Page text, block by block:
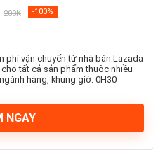
200K -100%
phí vận chuyển từ nhà bán Lazada
tất cả sản phẩm thuộc nhiều
hàng, khung giờ: 0H30 -
NGAY